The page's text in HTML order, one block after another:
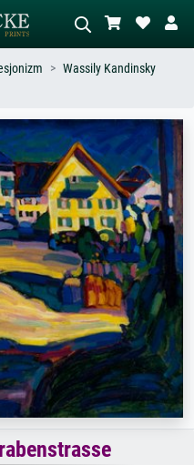
Opisz scenę – np. zielona łąka,
abstrakcja z czerwienią, ciemny olej,
stojący akt obok drzewa.
Wassily Kandinsky